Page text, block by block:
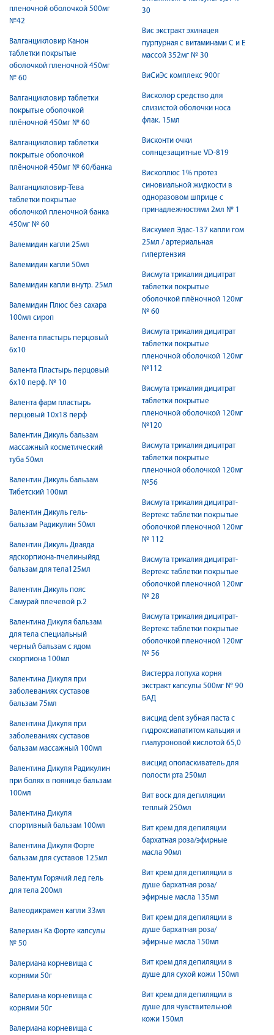
пленочной оболочкой 500мг
№42
Валганцикловир Канон
таблетки покрытые
оболочкой пленочной 450мг
№ 60
Валганцикловир таблетки
покрытые оболочкой
плёночной 450мг № 60
Валганцикловир таблетки
покрытые оболочкой
плёночной 450мг № 60/банка
Валганцикловир-Тева
таблетки покрытые
оболочкой пленочной банка
450мг № 60
Валемидин капли 25мл
Валемидин капли 50мл
Валемидин капли внутр. 25мл
Валемидин Плюс без сахара
100мл сироп
Валента пластырь перцовый
6x10
Валента Пластырь перцовый
6х10 перф. № 10
Валента фарм пластырь
перцовый 10х18 перф
Валентин Дикуль бальзам
массажный косметический
туба 50мл
Валентин Дикуль бальзам
Тибетский 100мл
Валентин Дикуль гель-
бальзам Радикулин 50мл
Валентин Дикуль Дваяда
ядскорпиона-пчелиныйяд
бальзам для тела125мл
Валентин Дикуль пояс
Самурай плечевой р.2
Валентина Дикуля бальзам
для тела специальный
черный бальзам с ядом
скорпиона 100мл
Валентина Дикуля при
заболеваниях суставов
бальзам 75мл
Валентина Дикуля при
заболеваниях суставов
бальзам массажный 100мл
Валентина Дикуля Радикулин
при болях в поянице бальзам
100мл
Валентина Дикуля
спортивный бальзам 100мл
Валентина Дикуля Форте
бальзам для суставов 125мл
Валентум Горячий лед гель
для тела 200мл
Валеодикрамен капли 33мл
Валериан Ка Форте капсулы
№ 50
Валериана корневища с
корнями 50г
Валериана корневища с
корнями 50г
Валериана корневища с
30
Вис экстракт эхинацея
пурпурная с витаминами С и Е
массой 352мг № 30
ВиСиЭс комплекс 900г
Висколор средство для
слизистой оболочки носа
флак. 15мл
Висконти очки
солнцезащитные VD-819
Вископлюс 1% протез
синовиальной жидкости в
одноразовом шприце с
принадлежностями 2мл № 1
Вискумел Эдас-137 капли гом
25мл / артериальная
гипертензия
Висмута трикалия дицитрат
таблетки покрытые
оболочкой плёночной 120мг
№ 60
Висмута трикалия дицитрат
таблетки покрытые
пленочной оболочкой 120мг
№112
Висмута трикалия дицитрат
таблетки покрытые
пленочной оболочкой 120мг
№120
Висмута трикалия дицитрат
таблетки покрытые
пленочной оболочкой 120мг
№56
Висмута трикалия дицитрат-
Вертекс таблетки покрытые
оболочкой пленочной 120мг
№ 112
Висмута трикалия дицитрат-
Вертекс таблетки покрытые
оболочкой пленочной 120мг
№ 28
Висмута трикалия дицитрат-
Вертекс таблетки покрытые
оболочкой пленочной 120мг
№ 56
Вистерра лопуха корня
экстракт капсулы 500мг № 90
БАД
висцид dent зубная паста с
гидроксиапатитом кальция и
гиалуроновой кислотой 65,0
висцид ополаскиватель для
полости рта 250мл
Вит воск для депиляции
теплый 250мл
Вит крем для депиляции
бархатная роза/эфирные
масла 90мл
Вит крем для депиляции в
душе бархатная роза/
эфирные масла 135мл
Вит крем для депиляции в
душе бархатная роза/
эфирные масла 150мл
Вит крем для депиляции в
душе для сухой кожи 150мл
Вит крем для депиляции в
душе для чувствительной
кожи 150мл